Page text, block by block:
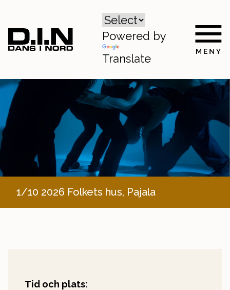
Powered by
Translate
1/10 2026 Folkets hus, Pajala
Tid och plats: